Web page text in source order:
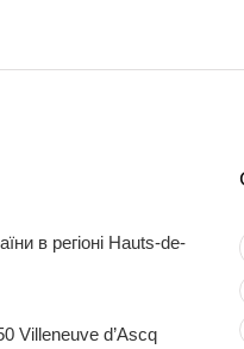
в регіоні Hauts-de-
Villeneuve d’Ascq